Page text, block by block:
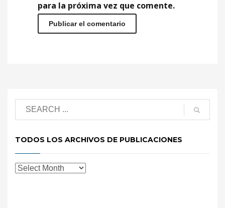
para la próxima vez que comente.
TODOS LOS ARCHIVOS DE PUBLICACIONES